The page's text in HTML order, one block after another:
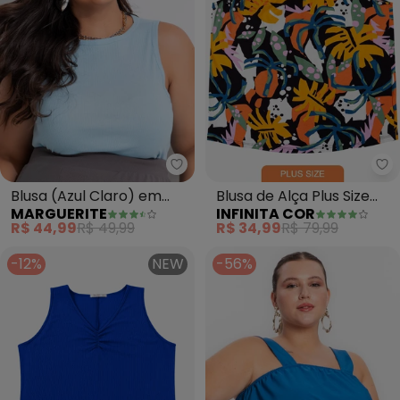
Marguerite - Blusa (Azul Claro)
Blusa (Azul Claro) em
Canelado
MARGUERITE
R$ 44,99R$ 49,99
Blusa de Alça Plus Size
(Azul)
INFINITA COR
R$ 34,99R$ 79,99
-12%
NEW -56%